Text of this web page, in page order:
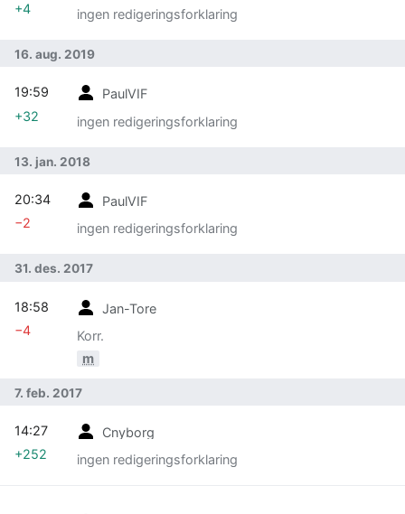
ingen redigeringsforklaring
+4
16. aug. 2019
PaulVIF
ingen redigeringsforklaring
19:59
+32
13. jan. 2018
PaulVIF
ingen redigeringsforklaring
20:34
−2
31. des. 2017
Jan-Tore
Korr.
m
18:58
−4
7. feb. 2017
Cnyborg
ingen redigeringsforklaring
14:27
+252